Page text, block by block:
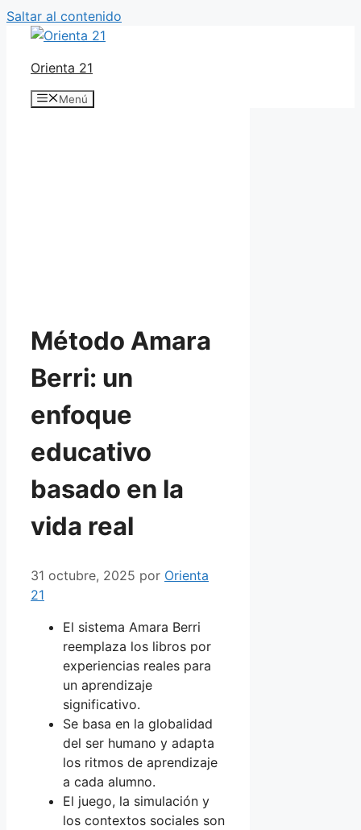
Saltar al contenido
Orienta 21
Menú
Método Amara
Berri: un
enfoque
educativo
basado en la
vida real
31 octubre, 2025 por Orienta
21
El sistema Amara Berri
reemplaza los libros por
experiencias reales para
un aprendizaje
significativo.
Se basa en la globalidad
del ser humano y adapta
los ritmos de aprendizaje
a cada alumno.
El juego, la simulación y
los contextos sociales son